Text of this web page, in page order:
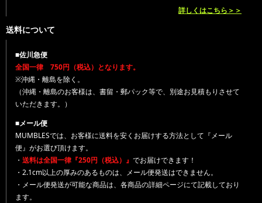
詳しくはこちら＞＞
送料について
■佐川急便
全国一律 750円（税込）となります。
※沖縄・離島を除く。
（沖縄・離島のお客様は、書留・郵パック等で、別途お見積もりさせて
いただきます。）
■メール便
MUMBLESでは、お客様に送料を安くお届けする方法として『メール
便』がお選び頂けます。
・ 送料は全国一律『250円（税込）』 でお届けできます！
・2.1cm以上の厚みのあるものは、メール便発送はできません。
・メール便発送が可能な商品は、各商品の詳細ページにて記載しており
ます。